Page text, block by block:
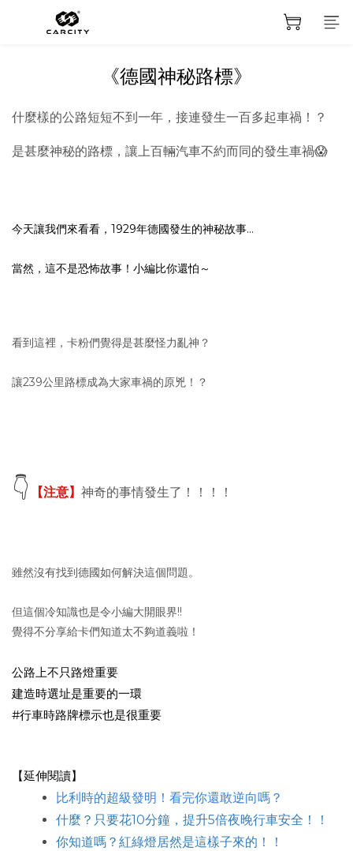
《德國神秘路標》
什麼樣的公路短短不到一年，接連發生一百多起車禍！？
是甚麼神秘的路標，讓上百輛汽車不約而同的發生車禍😱
今天讓我們來看看，1929年德國發生的神秘故事...
當然，這不是恐怖故事！小編比你還怕～
看到這裡，卡粉們覺得是甚麼怪力亂神？
讓239公里路標成為大家車禍的原兇！？
👇 【注意】 神奇的事情發生了！！！！
雖然沒有找到德國如何解決這個問題。
但這個冷知識也是令小編大開眼界!!
覺得不分享給卡們知道太不夠道義啦！
公路上不只路燈重要
建造時選址是重要的一環
#行車時路牌標示也是很重要
【延伸閱讀】
比利時的超級發明！看完你還敢逆向嗎？
什麼？ 只要花10分鐘，提升5倍夜晚行車安全 ！！
你知道嗎？紅綠燈居然是這樣子來的！！